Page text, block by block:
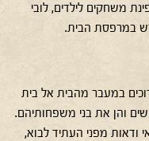
משחקים לילדים, לובי
במרפסת הבית.
במעבר מהבית אל בית
והן את בני משפחותיהם.
ודאות מפני העתיד לבוא,